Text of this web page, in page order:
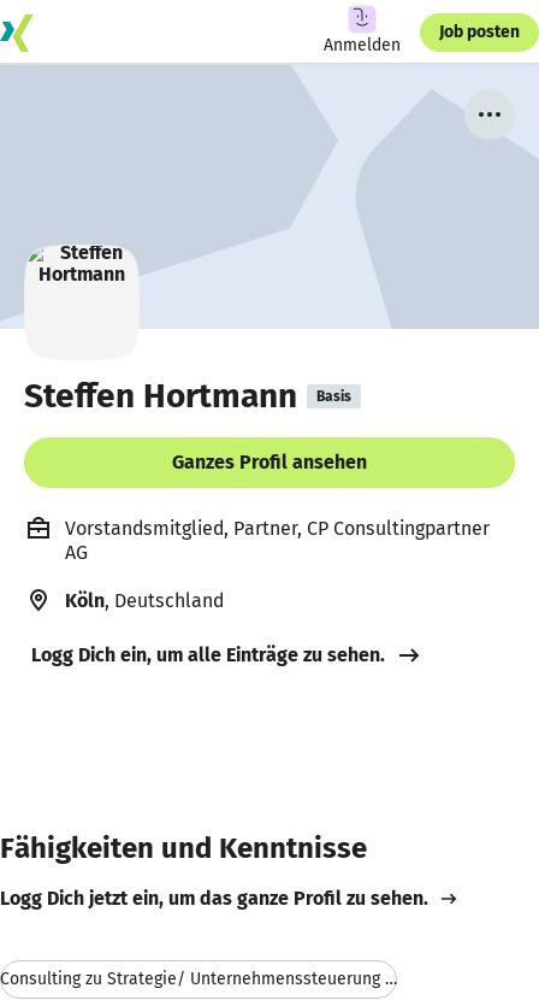
Anmelden
Job posten
Steffen Hortmann Basis
Ganzes Profil ansehen
Vorstandsmitglied, Partner, CP Consultingpartner
AG
Köln, Deutschland
Logg Dich ein, um alle Einträge zu sehen.
Fähigkeiten und Kenntnisse
Logg Dich jetzt ein, um das ganze Profil zu sehen.
Consulting zu Strategie/ Unternehmenssteuerung / C